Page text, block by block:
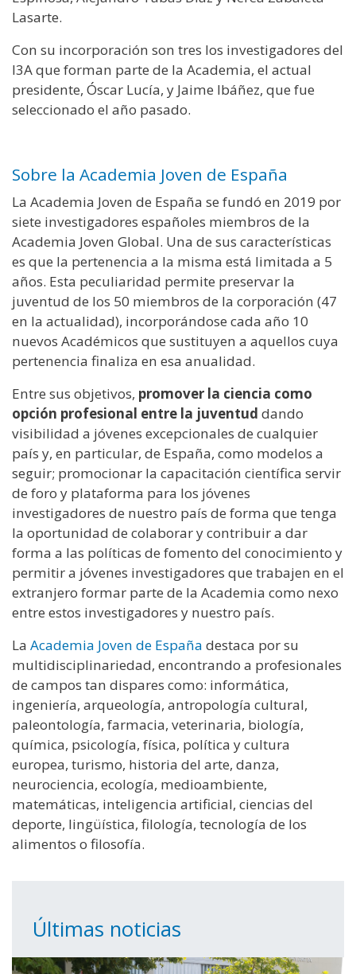
Lasarte.
Con su incorporación son tres los investigadores del
I3A que forman parte de la Academia, el actual
presidente, Óscar Lucía, y Jaime Ibáñez, que fue
seleccionado el año pasado.
Sobre la Academia Joven de España
La Academia Joven de España se fundó en 2019 por
siete investigadores españoles miembros de la
Academia Joven Global. Una de sus características
es que la pertenencia a la misma está limitada a 5
años. Esta peculiaridad permite preservar la
juventud de los 50 miembros de la corporación (47
en la actualidad), incorporándose cada año 10
nuevos Académicos que sustituyen a aquellos cuya
pertenencia finaliza en esa anualidad.
Entre sus objetivos, promover la ciencia como
opción profesional entre la juventud dando
visibilidad a jóvenes excepcionales de cualquier
país y, en particular, de España, como modelos a
seguir; promocionar la capacitación científica servir
de foro y plataforma para los jóvenes
investigadores de nuestro país de forma que tenga
la oportunidad de colaborar y contribuir a dar
forma a las políticas de fomento del conocimiento y
permitir a jóvenes investigadores que trabajen en el
extranjero formar parte de la Academia como nexo
entre estos investigadores y nuestro país.
La Academia Joven de España destaca por su
multidisciplinariedad, encontrando a profesionales
de campos tan dispares como: informática,
ingeniería, arqueología, antropología cultural,
paleontología, farmacia, veterinaria, biología,
química, psicología, física, política y cultura
europea, turismo, historia del arte, danza,
neurociencia, ecología, medioambiente,
matemáticas, inteligencia artificial, ciencias del
deporte, lingüística, filología, tecnología de los
alimentos o filosofía.
Últimas noticias